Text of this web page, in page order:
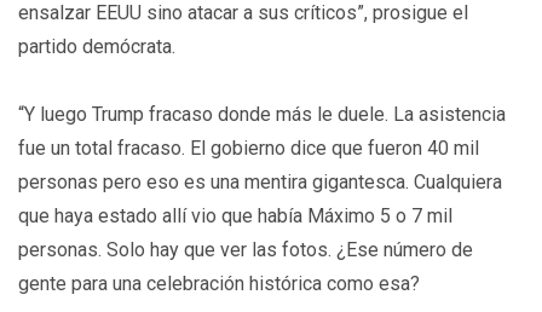
ensalzar EEUU sino atacar a sus críticos”, prosigue el
partido demócrata.
“Y luego Trump fracaso donde más le duele. La asistencia
fue un total fracaso. El gobierno dice que fueron 40 mil
personas pero eso es una mentira gigantesca. Cualquiera
que haya estado allí vio que había Máximo 5 o 7 mil
personas. Solo hay que ver las fotos. ¿Ese número de
gente para una celebración histórica como esa?